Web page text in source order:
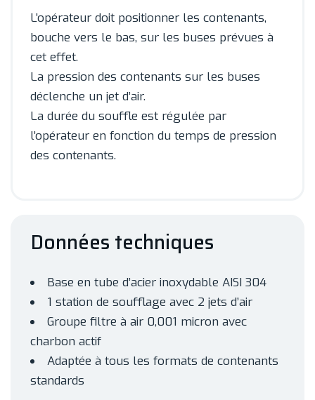
L’opérateur doit positionner les contenants,
bouche vers le bas, sur les buses prévues à
cet effet.
La pression des contenants sur les buses
déclenche un jet d’air.
La durée du souffle est régulée par
l’opérateur en fonction du temps de pression
des contenants.
Données techniques
Base en tube d’acier inoxydable AISI 304
1 station de soufflage avec 2 jets d’air
Groupe filtre à air 0,001 micron avec
charbon actif
Adaptée à tous les formats de contenants
standards